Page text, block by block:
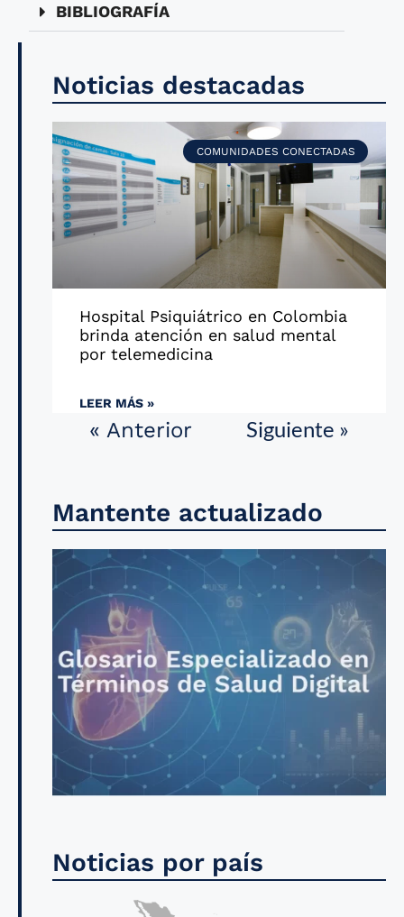
BIBLIOGRAFÍA
Noticias destacadas
COMUNIDADES CONECTADAS
Hospital Psiquiátrico en Colombia
brinda atención en salud mental
por telemedicina
LEER MÁS »
« Anterior Siguiente »
Mantente actualizado
Noticias por país